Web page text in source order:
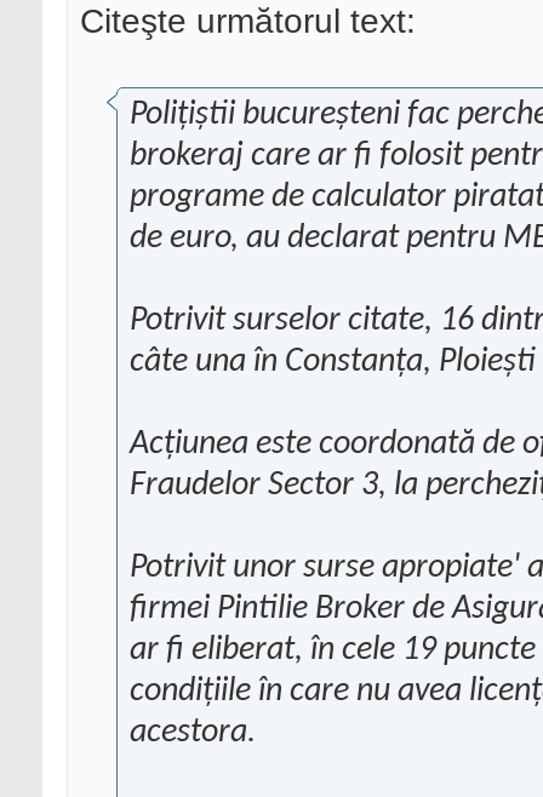
Citeşte următorul text:
Poliţiştii bucureşteni fac
brokeraj care ar fi folosit
programe de calculator
de euro, au declarat pentru
Potrivit surselor citate, 16
câte una în Constanţa, Ploieşti
Acţiunea este coordonată de
Fraudelor Sector 3, la
Potrivit unor surse apropiate'
firmei Pintilie Broker de
ar fi eliberat, în cele 19
condiţiile în care nu avea
acestora.